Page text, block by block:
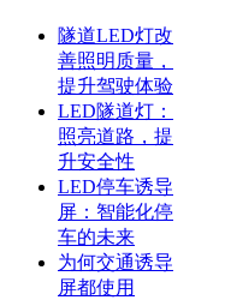
隧道LED灯改
善照明质量，
提升驾驶体验
LED隧道灯：
照亮道路，提
升安全性
LED停车诱导
屏：智能化停
车的未来
为何交通诱导
屏都使用